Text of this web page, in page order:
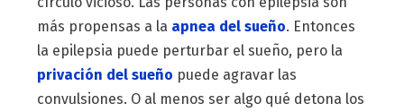
más propensas a la apnea del sueño. Entonces
la epilepsia puede perturbar el sueño, pero la
privación del sueño puede agravar las
convulsiones. O al menos ser algo qué detona los